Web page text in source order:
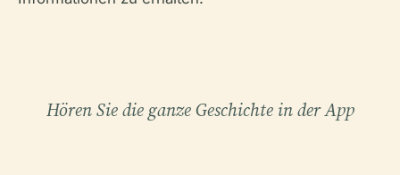
Hören Sie die ganze Geschichte in der App